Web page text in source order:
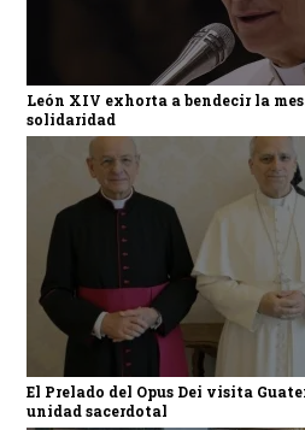
León XIV exhorta a bendecir la
solidaridad
El Prelado del Opus Dei visita
unidad sacerdotal